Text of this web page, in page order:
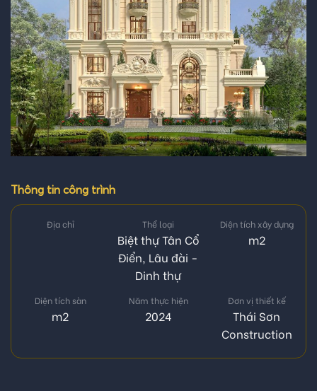
Thông tin công trình
Địa chỉ Thể loại
Biệt thự Tân Cổ
Điển, Lâu đài -
Dinh thự
Diện tích xây dựng
m2
Diện tích sàn
m2
Năm thực hiện
2024
Đơn vị thiết kế
Thái Sơn
Construction